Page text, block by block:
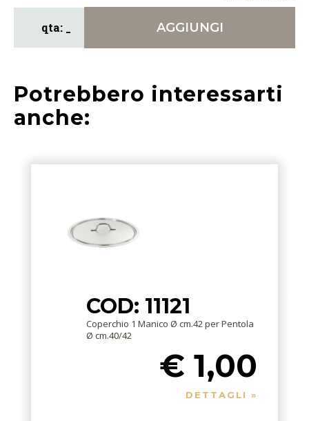
AGGIUNGI
Potrebbero interessarti
anche:
COD: 11121
Coperchio 1 Manico Ø cm.42 per Pentola
Ø cm.40/42
€ 1,00
DETTAGLI »